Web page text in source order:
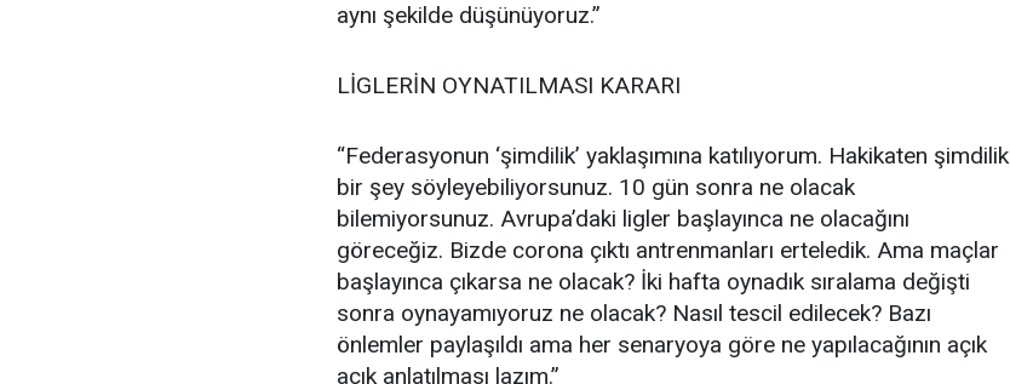
aynı şekilde düşünüyoruz.”
LİGLERİN OYNATILMASI KARARI
“Federasyonun ‘şimdilik’ yaklaşımına katılıyorum. Hakikaten şimdilik
bir şey söyleyebiliyorsunuz. 10 gün sonra ne olacak
bilemiyorsunuz. Avrupa’daki ligler başlayınca ne olacağını
göreceğiz. Bizde corona çıktı antrenmanları erteledik. Ama maçlar
başlayınca çıkarsa ne olacak? İki hafta oynadık sıralama değişti
sonra oynayamıyoruz ne olacak? Nasıl tescil edilecek? Bazı
önlemler paylaşıldı ama her senaryoya göre ne yapılacağının açık
açık anlatılması lazım.”